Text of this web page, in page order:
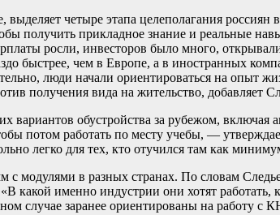
четыре этапа целеполагания
получить прикладное знание и реальные
росли, инвесторов было много,
быстрее, чем в Европе, а в иностранных
люди начали ориентироваться на опыт
получения вида на жительство, добавляет
вариантов обустройства за рубежом,
потом работать по месту учебы, —
легко для тех, кто отучился там как
модулями в разных странах. По словам
какой именно индустрии они хотят
случае заранее ориентированы на работу с